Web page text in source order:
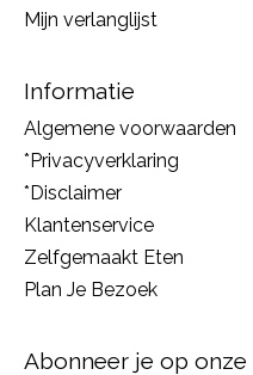
Mijn verlanglijst
Informatie
Algemene voorwaarden
*Privacyverklaring
*Disclaimer
Klantenservice
Zelfgemaakt Eten
Plan Je Bezoek
Abonneer je op